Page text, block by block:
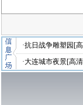
·抗日战争雕塑园[
·大连城市夜景[高